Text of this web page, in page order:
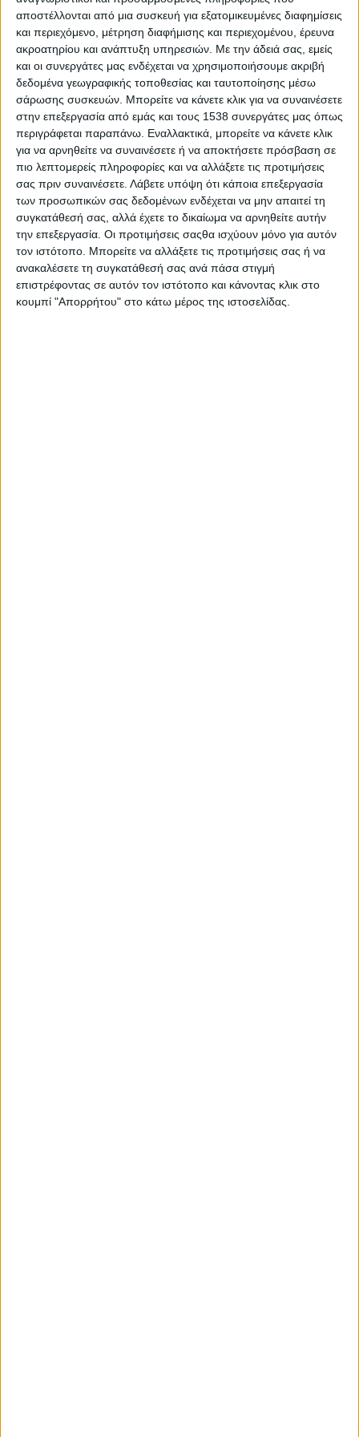
αποστέλλονται από μια συσκευή για εξατομικευμένες διαφημίσεις
και περιεχόμενο, μέτρηση διαφήμισης και περιεχομένου, έρευνα
ακροατηρίου και ανάπτυξη υπηρεσιών. Με την άδειά σας, εμείς
και οι συνεργάτες μας ενδέχεται να χρησιμοποιήσουμε ακριβή
δεδομένα γεωγραφικής τοποθεσίας και ταυτοποίησης μέσω
σάρωσης συσκευών. Μπορείτε να κάνετε κλικ για να συναινέσετε
στην επεξεργασία από εμάς και τους 1538 συνεργάτες μας όπως
περιγράφεται παραπάνω. Εναλλακτικά, μπορείτε να κάνετε κλικ
για να αρνηθείτε να συναινέσετε ή να αποκτήσετε πρόσβαση σε
πιο λεπτομερείς πληροφορίες και να αλλάξετε τις προτιμήσεις
σας πριν συναινέσετε. Λάβετε υπόψη ότι κάποια επεξεργασία
των προσωπικών σας δεδομένων ενδέχεται να μην απαιτεί τη
συγκατάθεσή σας, αλλά έχετε το δικαίωμα να αρνηθείτε αυτήν
την επεξεργασία. Οι προτιμήσεις σαςθα ισχύουν μόνο για αυτόν
τον ιστότοπο. Μπορείτε να αλλάξετε τις προτιμήσεις σας ή να
ανακαλέσετε τη συγκατάθεσή σας ανά πάσα στιγμή
επιστρέφοντας σε αυτόν τον ιστότοπο και κάνοντας κλικ στο
κουμπί "Απορρήτου" στο κάτω μέρος της ιστοσελίδας.
γενιές.
Η ΠΕΑΕΑ-ΔΣΕ Αγρινίου Αμφιλοχίας καλεί τον
κόσμο να παραβρεθεί, σημειώνοντας ότι η
παρουσία του θα τιμήσει τους νεκρούς αγωνιστές
της Εθνικής Αντίστασης και όσους συμμετείχαν
στον αγώνα για την ελευθερία. Σε μια εποχή όπου
η ιστορική μνήμη συχνά συμπιέζεται σε ακίνδυνες
τελετές, η επιστροφή στον τόπο της μάχης
λειτουργεί και ως υπενθύμιση ότι η ελευθερία δεν
χαρίστηκε, αλλά κατακτήθηκε με σύγκρουση,
απώλειες και συλλογική στράτευση.